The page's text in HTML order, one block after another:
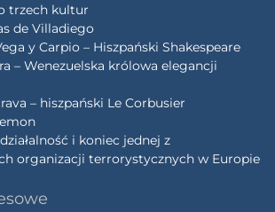
trzech kultur
de Villadiego
y Carpio – Hiszpański Shakespeare
– Wenezuelska królowa elegancji
– hiszpański Le Corbusier
i koniec jednej z
organizacji terrorystycznych w Europie